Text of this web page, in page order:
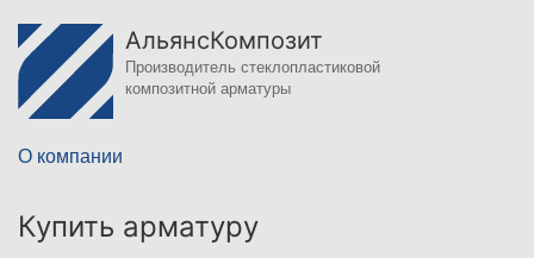
АльянсКомпозит
Производитель стеклопластиковой
композитной арматуры
О компании
Купить арматуру